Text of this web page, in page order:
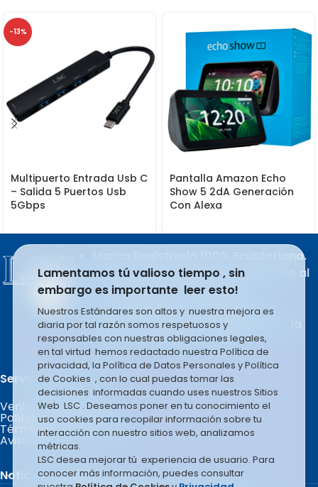
-13%
Multipuerto Entrada Usb C
– Salida 5 Puertos Usb
5Gbps
Pantalla Amazon Echo
Show 5 2dA Generación
Con Alexa
Marca Registrada 100% Ecuatoriana.
Producto del esfuerzo apasionado al
trabajo de sus integrantes.
LSC COMPANY S.A se rige en la
filosofía basada en el liderazgo y la
mejora constante e infinita.
Servicio al Cliente.
Ventas por Mayor
Políticas de Garantía
Términos y Condiciones
Aviso Legal
Noticias Recientes
Lamentamos tú valioso tiempo , sin
embargo es importante leer esto!
Nuestros Estándares son altos y nuestra mejora es
diaria por tal razón somos respetuosos y
responsables con nuestras obligaciones legales,
en tal virtud hemos redactado nuestra Política de
privacidad, la Política de Datos Personales y Política
de Cookies , con lo cual puedas tomar las
decisiones informadas cuando uses nuestros Sitios
Web LSC . Deseamos poner en tu conocimiento el
uso cookies para recopilar información sobre tu
interacción con nuestro sitios web, analizamos
métricas.
LSC desea mejorar tú experiencia de usuario. Para
conocer más información, puedes consultar